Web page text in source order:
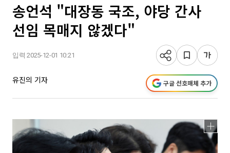
송언석 "대장동 국조, 야당 간사
선임 목매지 않겠다"
입력 2025-12-01 10:21
유진의 기자 구글 선호매체 추가